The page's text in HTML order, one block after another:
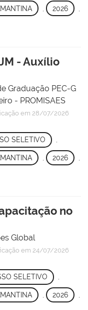
, 2026
- Auxílio
Graduação PEC-G
- PROMISAES
em 28/07/2026
SELETIVO ,
, 2026
no
Global
em 24/07/2026
SELETIVO ,
, 2026